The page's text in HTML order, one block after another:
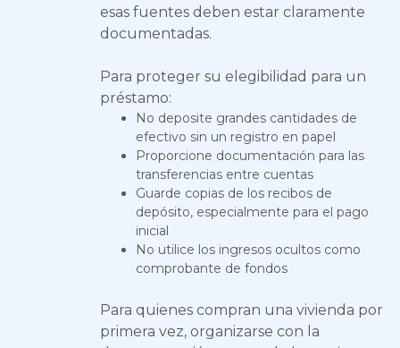
esas fuentes deben estar claramente
documentadas.
Para proteger su elegibilidad para un
préstamo:
No deposite grandes cantidades de
efectivo sin un registro en papel
Proporcione documentación para las
transferencias entre cuentas
Guarde copias de los recibos de
depósito, especialmente para el pago
inicial
No utilice los ingresos ocultos como
comprobante de fondos
Para quienes compran una vivienda por
primera vez, organizarse con la